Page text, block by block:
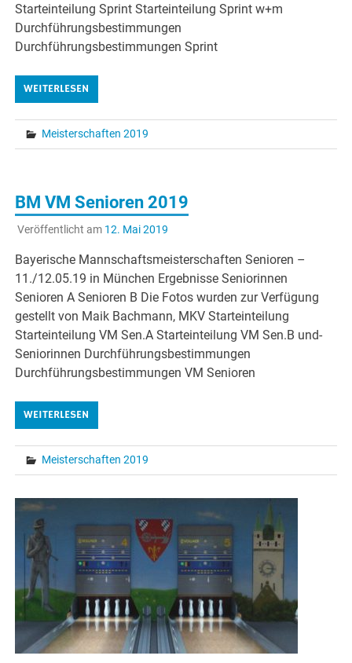
Starteinteilung Sprint Starteinteilung Sprint w+m
Durchführungsbestimmungen
Durchführungsbestimmungen Sprint
WEITERLESEN
Meisterschaften 2019
BM VM Senioren 2019
Veröffentlicht am 12. Mai 2019
Bayerische Mannschaftsmeisterschaften Senioren –
11./12.05.19 in München Ergebnisse Seniorinnen
Senioren A Senioren B Die Fotos wurden zur Verfügung
gestellt von Maik Bachmann, MKV Starteinteilung
Starteinteilung VM Sen.A Starteinteilung VM Sen.B und-
Seniorinnen Durchführungsbestimmungen
Durchführungsbestimmungen VM Senioren
WEITERLESEN
Meisterschaften 2019